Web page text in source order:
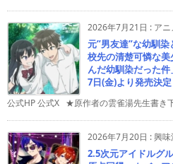
2026年7月21日 : ア
元”男友達”な幼馴
校先の清楚可憐な
んだ幼馴染だった
7日(金)より発売決定
公式HP 公式X ★原作者の雲雀湯先生書き
2026年7月20日 :興味
2.5次元アイドルグ